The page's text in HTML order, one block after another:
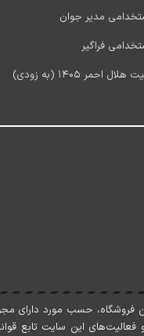
مدیر جوان
فراگیر
1405 (به زودی)
فروشگاه، حسب مورد دارای
فعاليت‌های اين سايت تابع